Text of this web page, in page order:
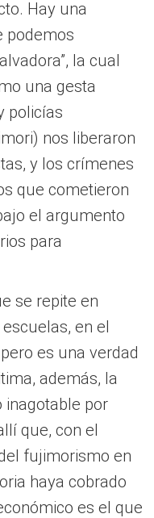
Hay una
podemos
la cual
una gesta
policías
nos liberaron
y los crímenes
que cometieron
el argumento
para
se repite en
en el
es una verdad
además, la
inagotable por
que, con el
fujimorismo en
haya cobrado
es el que